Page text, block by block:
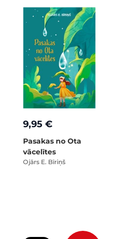
9,95 €
Pasakas no Ota
vācelītes
Ojārs E. Bīriņš